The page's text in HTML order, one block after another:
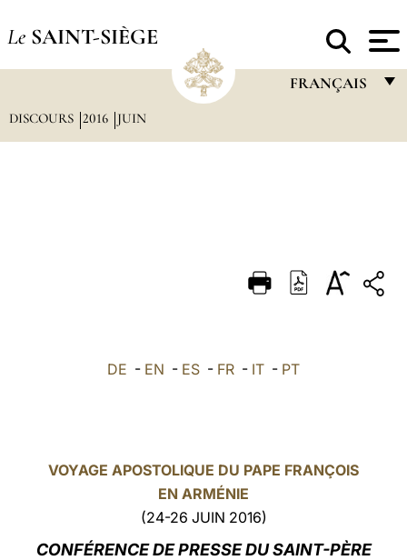
Le SAINT-SIÈGE
FRANÇAIS
DEUTSCH
العربيّة
DISCOURS 2016 JUIN
DE - EN - ES - FR - IT - PT
VOYAGE APOSTOLIQUE DU PAPE FRANÇOIS
EN ARMÉNIE
(24-26 JUIN 2016)
CONFÉRENCE DE PRESSE DUSAINT-PÈRE